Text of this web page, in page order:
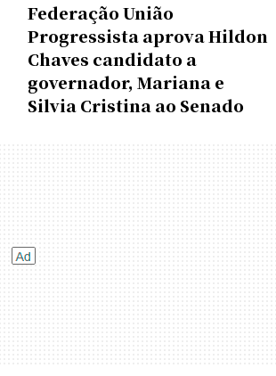
Federação União
Progressista aprova Hildon
Chaves candidato a
governador, Mariana e
Silvia Cristina ao Senado